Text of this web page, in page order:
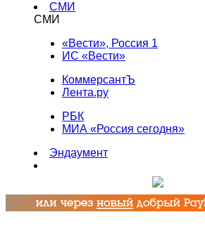
СМИ
СМИ
«Вести», Россия 1
ИС «Вести»
КоммерсантЪ
Лента.ру
РБК
МИА «Россия сегодня»
Эндаумент